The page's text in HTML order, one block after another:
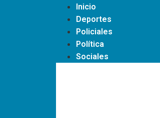
Inicio
Deportes
Policiales
Política
Sociales